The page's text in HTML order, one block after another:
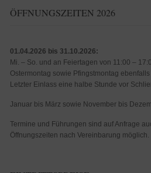
ÖFFNUNGSZEITEN 2026
01.04.2026 bis 31.10.2026:
Mi. – So. und an Feiertagen von 11:00 –
Ostermontag sowie Pfingstmontag
Letzter Einlass eine halbe Stunde vor
Januar bis März sowie November bis
Termine und Führungen sind auf Anfrage
Öffnungszeiten nach Vereinbarung möglich.